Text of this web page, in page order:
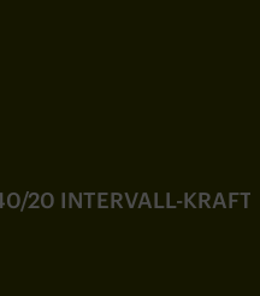
20 INTERVALL-